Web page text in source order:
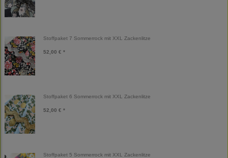
Stoffpaket 7 Sommerrock mit XXL Zackenlitze
52,00 € *
Stoffpaket 6 Sommerrock mit XXL Zackenlitze
52,00 € *
Stoffpaket 5 Sommerrock mit XXL Zackenlitze